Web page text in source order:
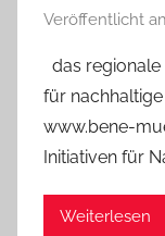
Veröffentlicht
das
für
www.bene-
Initiativen für
Weiterlesen